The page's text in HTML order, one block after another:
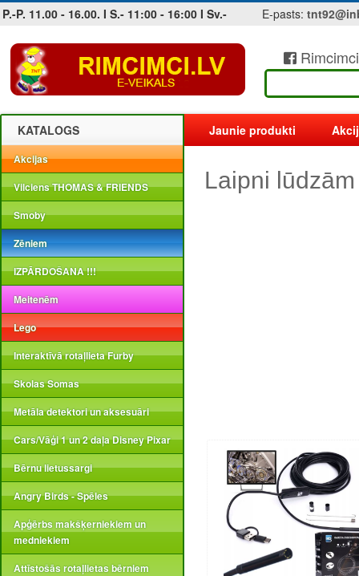
P.-P. 11.00 - 16.00. I S.- 11:00 - 16:00 I Sv.- E-pasts:
Jobs at sea and maritime vacancies
KATALOGS
Akcijas
Vilciens THOMAS & FRIENDS
Smoby
Zēniem
IZPĀRDOŠANA !!!
Meitenēm
Lego
Interaktīvā rotaļlieta Furby
Skolas Somas
Metāla detektori un aksesuāri
Cars/Vāģi 1 un 2 daļa Disney Pixar
Bērnu lietussargi
Angry Birds - Spēles
Apģērbs makšķerniekiem un
medniekiem
Attīstošās rotaļlietas bērniem
Jaunie produkti
Laipni